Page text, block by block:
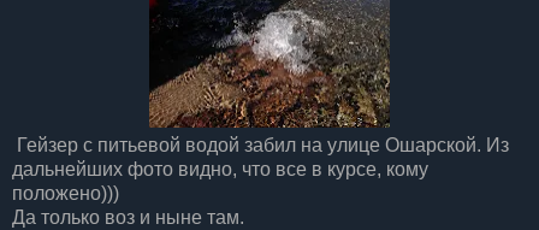
Гейзер с питьевой водой забил на улице Ошарской. Из
дальнейших фото видно, что все в курсе, кому
положено)))
Да только воз и ныне там.